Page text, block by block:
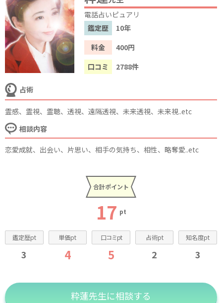
電話占いピュアリ
鑑定歴
10年
料金
400円
口コミ
2788件
占術
霊感、霊視、霊聴、透視、遠隔透視、未来透視、未来視..etc
相談内容
恋愛成就、出会い、片思い、相手の気持ち、相性、略奪愛..etc
合計ポイント
17 pt
鑑定歴pt
3
単価pt
4
口コミpt
5
占術pt
2
知名度pt
3
粋蓮先生に相談する